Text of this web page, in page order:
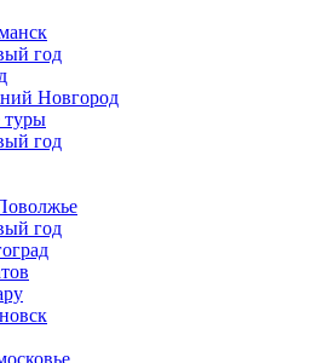
год
Новгород
туры
год
год